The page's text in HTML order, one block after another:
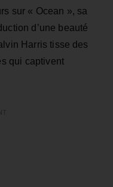
sur « Ocean », sa
d’une beauté
Harris tisse des
qui captivent